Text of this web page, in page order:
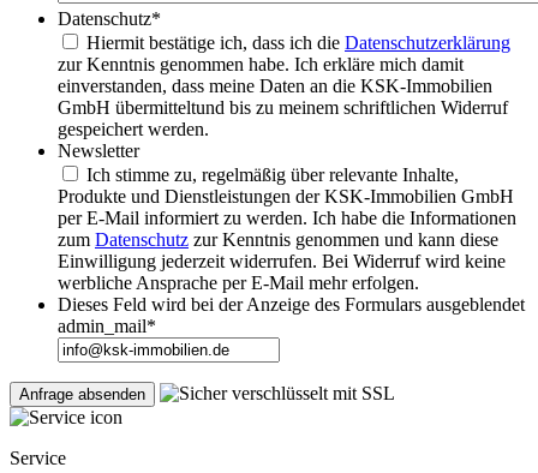
Datenschutz*
Hiermit bestätige ich, dass ich die Datenschutzerklärung
zur Kenntnis genommen habe. Ich erkläre mich damit
einverstanden, dass meine Daten an die KSK-Immobilien
GmbH übermitteltund bis zu meinem schriftlichen Widerruf
gespeichert werden.
Newsletter
Ich stimme zu, regelmäßig über relevante Inhalte,
Produkte und Dienstleistungen der KSK-Immobilien GmbH
per E-Mail informiert zu werden. Ich habe die Informationen
zum Datenschutz zur Kenntnis genommen und kann diese
Einwilligung jederzeit widerrufen. Bei Widerruf wird keine
werbliche Ansprache per E-Mail mehr erfolgen.
Dieses Feld wird bei der Anzeige des Formulars ausgeblendet
admin_mail*
Service